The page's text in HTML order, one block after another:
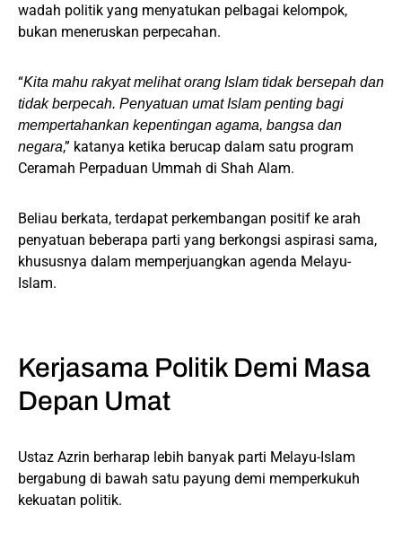
wadah politik yang menyatukan pelbagai kelompok,
bukan meneruskan perpecahan.
“Kita mahu rakyat melihat orang Islam tidak bersepah dan
tidak berpecah. Penyatuan umat Islam penting bagi
mempertahankan kepentingan agama, bangsa dan
negara,” katanya ketika berucap dalam satu program
Ceramah Perpaduan Ummah di Shah Alam.
Beliau berkata, terdapat perkembangan positif ke arah
penyatuan beberapa parti yang berkongsi aspirasi sama,
khususnya dalam memperjuangkan agenda Melayu-
Islam.
Kerjasama Politik Demi Masa
Depan Umat
Ustaz Azrin berharap lebih banyak parti Melayu-Islam
bergabung di bawah satu payung demi memperkukuh
kekuatan politik.